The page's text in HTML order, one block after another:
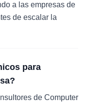
a las empresas de
de escalar la
para
de Computer